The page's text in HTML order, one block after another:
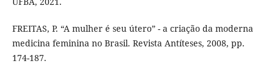
FREITAS, P. “A mulher é seu útero” - a criação da moderna
medicina feminina no Brasil. Revista Antíteses, 2008, pp.
174-187.